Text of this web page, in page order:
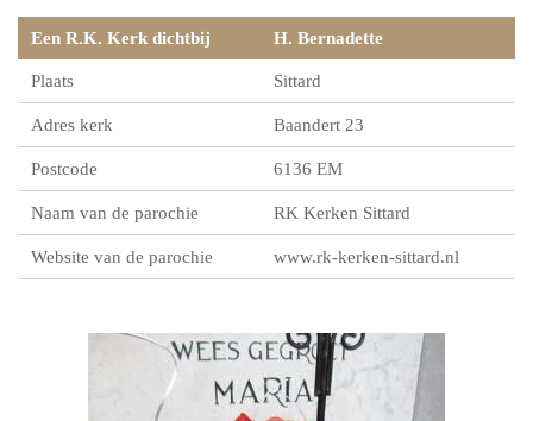
Een R.K. Kerk dichtbij H. Bernadette
Plaats Sittard
Adres kerk Baandert 23
Postcode 6136 EM
Naam van de parochie RK Kerken Sittard
Website van de parochie www.rk-kerken-sittard.nl